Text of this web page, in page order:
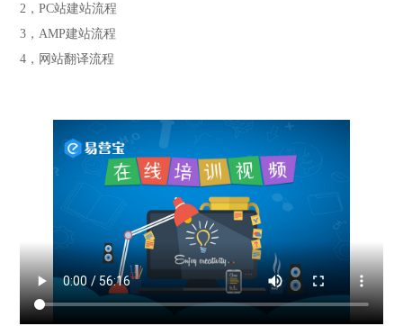
2，PC站建站流程
3，AMP建站流程
4，网站翻译流程